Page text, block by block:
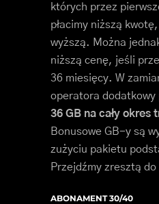
których przez
płacimy niższą
wyższą. Można
niższą cenę, jeśli
36 miesięcy. W
operatora
36 GB na cały okres
Bonusowe GB-y są
zużyciu pakietu
Przejdźmy zresztą
ABONAMENT 30/40